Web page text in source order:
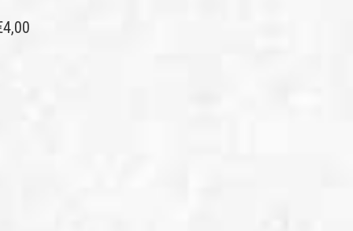
4,00